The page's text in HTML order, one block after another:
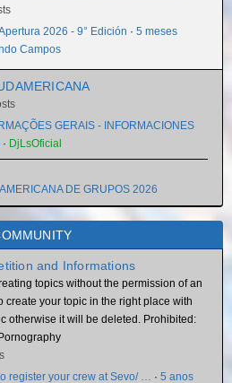
2026 - 9° Edición · 5 meses
Campos
GERAIS - INFORMACIONES
· DjLsOficial
DE GRUPOS 2026
and Informations
topics without the permission of an
create your topic in the right place with
otherwise it will be deleted. Prohibited:
register your crew at Sevo/ … · 5 anos